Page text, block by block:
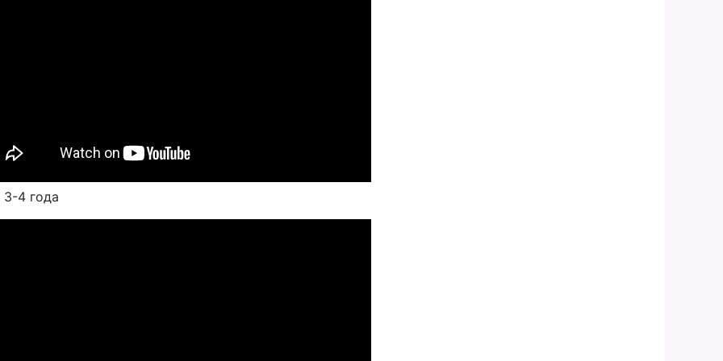
4 года